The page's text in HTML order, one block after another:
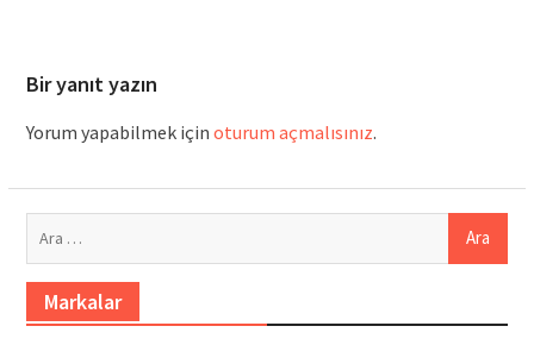
Bir yanıt yazın
Yorum yapabilmek için oturum açmalısınız.
Markalar